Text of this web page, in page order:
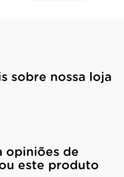
sobre nossa loja
opiniões de
este produto